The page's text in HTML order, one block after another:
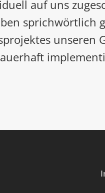
auf uns
sprichwörtlich